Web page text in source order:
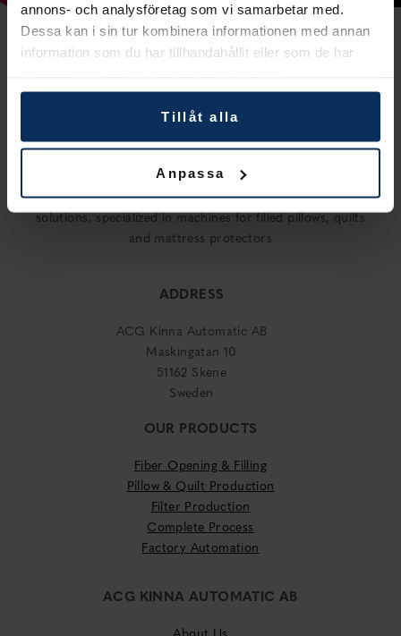
annons- och analysföretag som vi samarbetar med.
Dessa kan i sin tur kombinera informationen med annan
information som du har tillhandahållit eller som de har
Tillåt alla
Anpassa
ACG Kinna Automatic is one of the world’s most
experienced manufacturer of innovative automation
solutions, specialized in machines for filled pillows, quilts
and mattress protectors
ADDRESS
ACG Kinna Automatic AB
Maskingatan 10
51162 Skene
Sweden
OUR PRODUCTS
Fiber Opening & Filling
Pillow & Quilt Production
Filter Production
Complete Process
Factory Automation
ACG KINNA AUTOMATIC AB